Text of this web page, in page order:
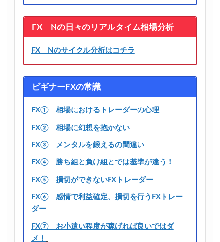
FX Nの日々のリアルタイム相場分析
FX Nのサイクル分析はコチラ
ビギナーFXの常識
FX① 相場におけるトレーダーの心理
FX② 相場に幻想を抱かない
FX③ メンタルを鍛えるの間違い
FX④ 勝ち組と負け組とでは基準が違う！
FX⑤ 損切ができないFXトレーダー
FX⑥ 感情で利益確定、損切を行うFXトレー
ダー
FX⑦ お小遣い程度が稼げれば良いではダ
メ！